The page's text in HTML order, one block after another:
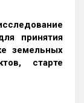
принятия
земельных
старте